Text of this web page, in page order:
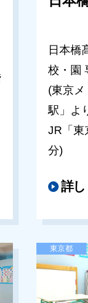
講習・国立
習･国立大
西エリア）
エリア）
期講習のご案
教室】夏期
ス教室
日本橋
校・園
(東京
駅」よ
JR「東
分)
詳
東京都